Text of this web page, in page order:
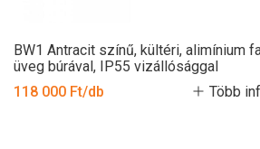
BW1 Antracit színű, kültéri, alimínium
üveg búrával, IP55 vizállósággal
118 000 Ft/db
Több